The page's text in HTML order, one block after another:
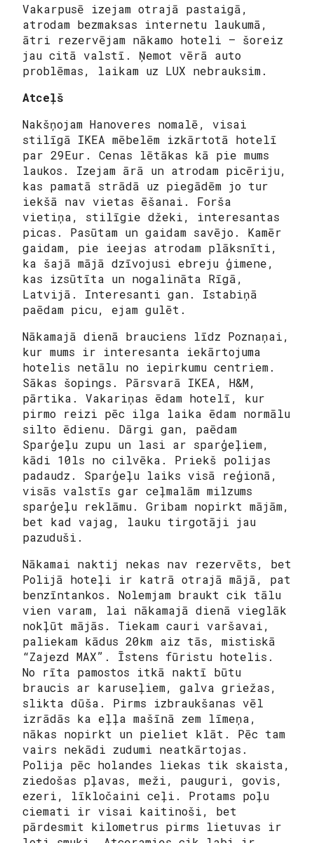
Vakarpusē izejam otrajā pastaigā,
atrodam bezmaksas internetu laukumā,
ātri rezervējam nākamo hoteli – šoreiz
jau citā valstī. Ņemot vērā auto
problēmas, laikam uz LUX nebrauksim.
Atceļš
Nakšņojam Hanoveres nomalē, visai
stilīgā IKEA mēbelēm izkārtotā hotelī
par 29Eur. Cenas lētākas kā pie mums
laukos. Izejam ārā un atrodam picēriju,
kas pamatā strādā uz piegādēm jo tur
iekšā nav vietas ēšanai. Forša
vietiņa, stilīgie džeki, interesantas
picas. Pasūtam un gaidam savējo. Kamēr
gaidam, pie ieejas atrodam plāksnīti,
ka šajā mājā dzīvojusi ebreju ģimene,
kas izsūtīta un nogalināta Rīgā,
Latvijā. Interesanti gan. Istabiņā
paēdam picu, ejam gulēt.
Nākamajā dienā brauciens līdz Poznaņai,
kur mums ir interesanta iekārtojuma
hotelis netālu no iepirkumu centriem.
Sākas šopings. Pārsvarā IKEA, H&M,
pārtika. Vakariņas ēdam hotelī, kur
pirmo reizi pēc ilga laika ēdam normālu
silto ēdienu. Dārgi gan, paēdam
Sparģeļu zupu un lasi ar sparģeļiem,
kādi 10ls no cilvēka. Priekš polijas
padaudz. Sparģeļu laiks visā reģionā,
visās valstīs gar ceļmalām milzums
sparģeļu reklāmu. Gribam nopirkt mājām,
bet kad vajag, lauku tirgotāji jau
pazuduši.
Nākamai naktij nekas nav rezervēts, bet
Polijā hoteļi ir katrā otrajā mājā, pat
benzīntankos. Nolemjam braukt cik tālu
vien varam, lai nākamajā dienā vieglāk
nokļūt mājās. Tiekam cauri varšavai,
paliekam kādus 20km aiz tās, mistiskā
“Zajezd MAX”. Īstens fūristu hotelis.
No rīta pamostos itkā naktī būtu
braucis ar karuseļiem, galva griežas,
slikta dūša. Pirms izbraukšanas vēl
izrādās ka eļļa mašīnā zem līmeņa,
nākas nopirkt un pieliet klāt. Pēc tam
vairs nekādi zudumi neatkārtojas.
Polija pēc holandes liekas tik skaista,
ziedošas pļavas, meži, pauguri, govis,
ezeri, līkločaini ceļi. Protams poļu
ciemati ir visai kaitinoši, bet
pārdesmit kilometrus pirms lietuvas ir